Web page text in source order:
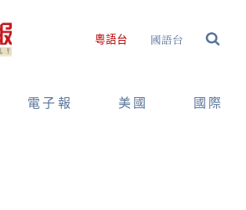
粵語台 國語台
電子報 美國 國際